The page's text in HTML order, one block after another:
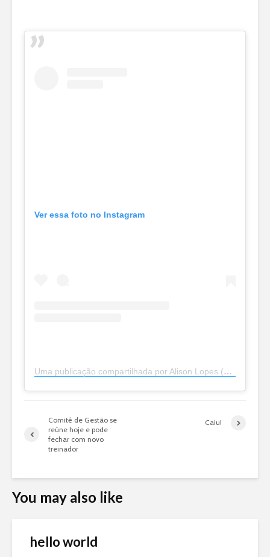
Ver essa foto no Instagram
Uma publicação compartilhada por Alison Lopes (@alisonlopes)
Comitê de Gestão se
reúne hoje e pode
fechar com novo
treinador
Caiu!
You may also like
hello world